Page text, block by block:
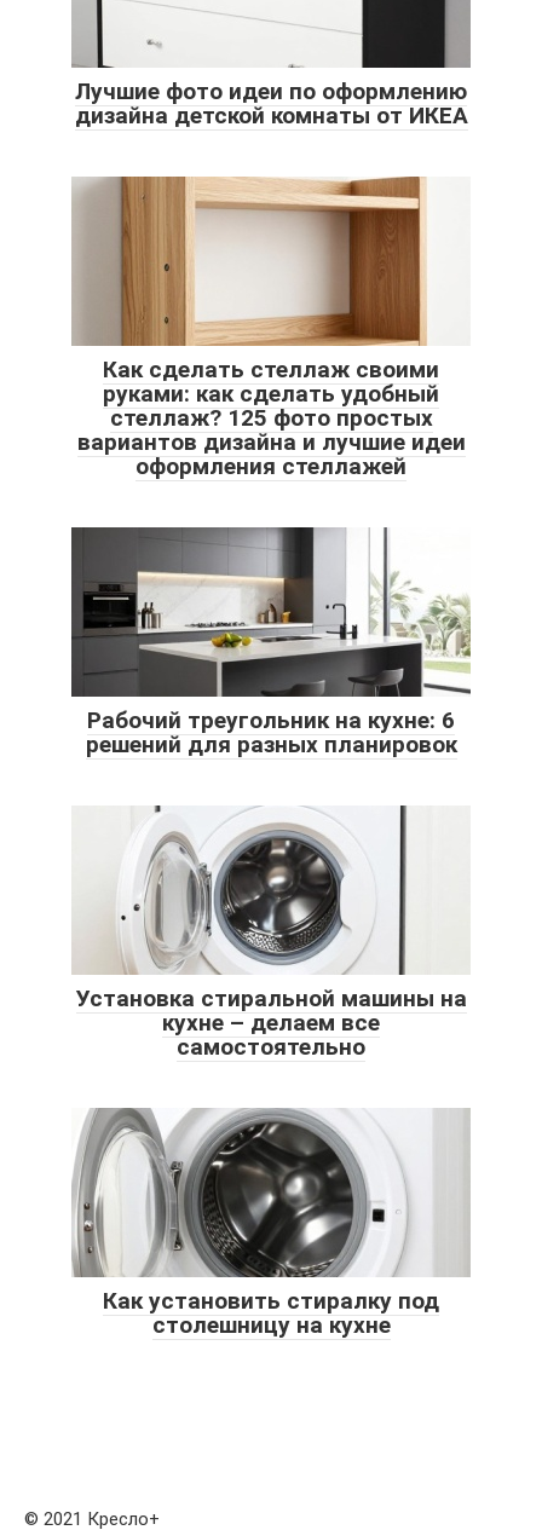
Лучшие фото идеи по оформлению
дизайна детской комнаты от ИКЕА
Как сделать стеллаж своими
руками: как сделать удобный
стеллаж? 125 фото простых
вариантов дизайна и лучшие идеи
оформления стеллажей
Рабочий треугольник на кухне: 6
решений для разных планировок
Установка стиральной машины на
кухне – делаем все
самостоятельно
Как установить стиралку под
столешницу на кухне
© 2021 Кресло+